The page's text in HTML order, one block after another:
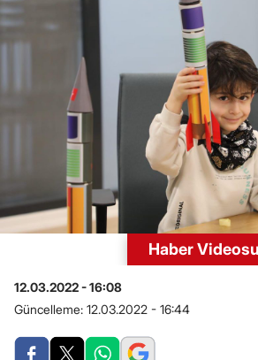
Haber
12.03.2022 - 16:08
Güncelleme: 12.03.2022 - 16:44